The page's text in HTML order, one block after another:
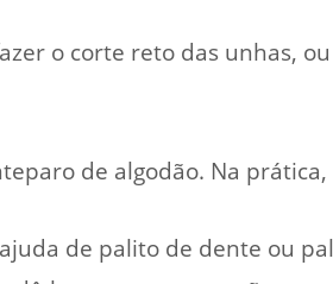
o corte reto das unhas,
de algodão. Na prática,
de palito de dente ou